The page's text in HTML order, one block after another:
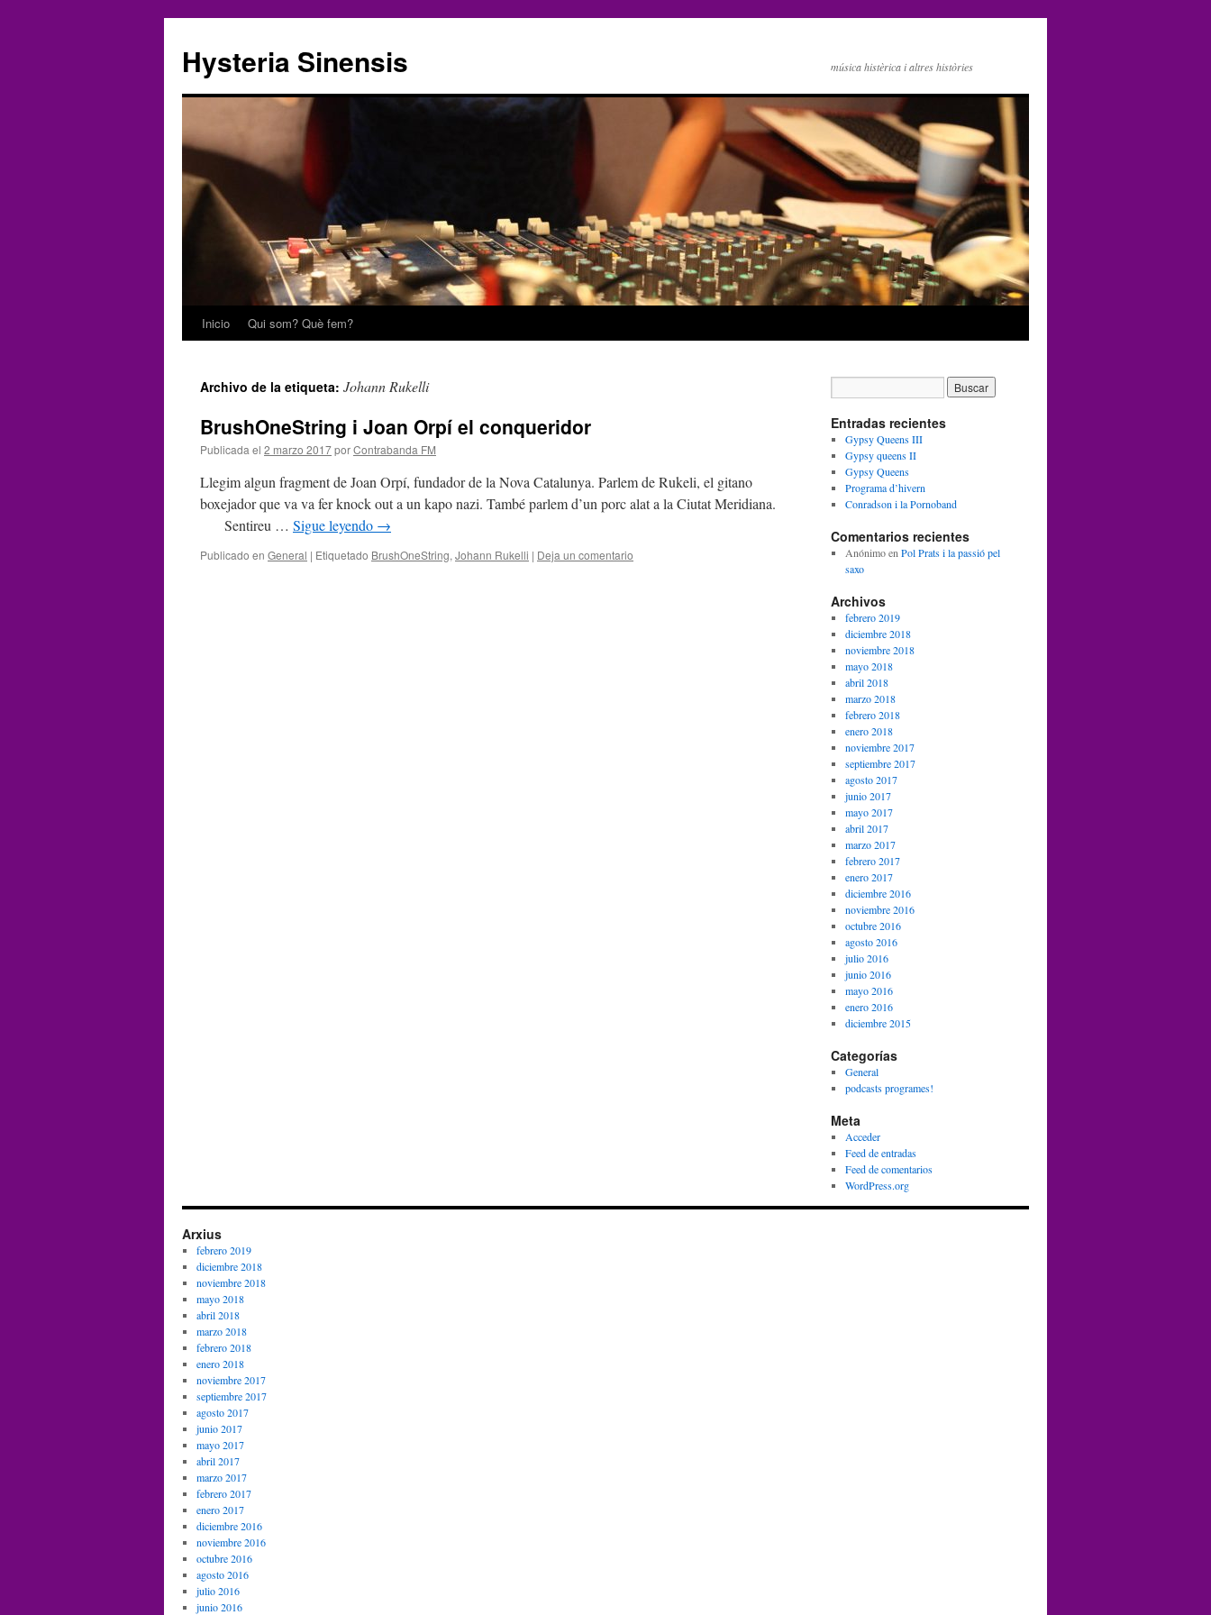
Hysteria Sinensis música histèrica i altres històries
Saltar
contenido
Inicio Qui som? Què fem?
Archivo de la etiqueta: Johann Rukelli
BrushOneString i Joan Orpí el conqueridor
Publicada el 2 marzo 2017porContrabanda FM
Llegim algun fragment de Joan Orpí, fundador de la Nova Catalunya. Parlem de Rukeli, el gitano
boxejador que va va fer knock out a un kapo nazi. També parlem d’un porc alat a la Ciutat Meridiana.
Sentireu … Sigue leyendo →
Publicado en General | Etiquetado BrushOneString, Johann Rukelli | Deja un comentario
Entradas recientes
Gypsy Queens III
Gypsy queens II
Gypsy Queens
Programa d’hivern
Conradson i la Pornoband
Comentarios recientes
Anónimoen Pol Prats i la passió pel
saxo
Archivos
febrero 2019
diciembre 2018
noviembre 2018
mayo 2018
abril 2018
marzo 2018
febrero 2018
enero 2018
noviembre 2017
septiembre 2017
agosto 2017
junio 2017
mayo 2017
abril 2017
marzo 2017
febrero 2017
enero 2017
diciembre 2016
noviembre 2016
octubre 2016
agosto 2016
julio 2016
junio 2016
mayo 2016
enero 2016
diciembre 2015
Categorías
General
podcasts programes!
Meta
Acceder
Feed de entradas
Feed de comentarios
WordPress.org
Arxius
febrero 2019
diciembre 2018
noviembre 2018
mayo 2018
abril 2018
marzo 2018
febrero 2018
enero 2018
noviembre 2017
septiembre 2017
agosto 2017
junio 2017
mayo 2017
abril 2017
marzo 2017
febrero 2017
enero 2017
diciembre 2016
noviembre 2016
octubre 2016
agosto 2016
julio 2016
junio 2016